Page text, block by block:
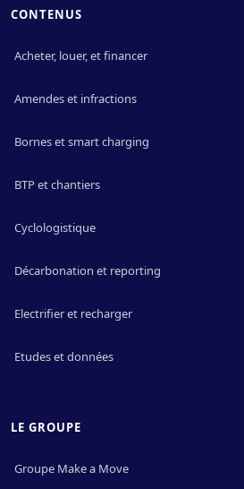
CONTENUS
Acheter, louer, et financer
Amendes et infractions
Bornes et smart charging
BTP et chantiers
Cyclologistique
Décarbonation et reporting
Electrifier et recharger
Etudes et données
LE GROUPE
Groupe Make a Move